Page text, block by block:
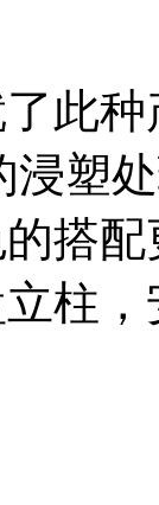
此
浸塑
搭
柱